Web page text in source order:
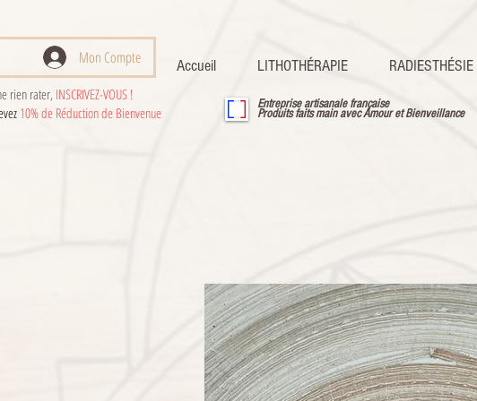
Mon Compte
rien rater, INSCRIVEZ-VOUS !
10% de Réduction de Bienvenue
Accueil LITHOTHÉRAPIE RADIESTHÉSIE
Entreprise artisanale française
Produits faits main avec Amour et Bienveillance